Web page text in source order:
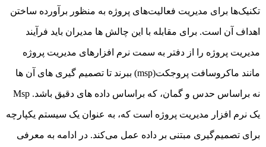
تکنیک‌ها برای مدیریت فعالیت‌های پروژه به منظور برآورده ساختن
اهداف آن است. برای مقابله با این چالش ها مدیران باید فرآیند
مدیریت پروژه را از دفتر به سمت نرم افزارهای مدیریت پروژه
مانند ماکروسافت پروجکت(msp) ببرند تا تصمیم گیری های آن ها
نه براساس حدس و گمان، که براساس داده های دقیق باشد. Msp
یک نرم افزار مدیریت پروژه است که، به عنوان یک سیستم یکپارچه
برای تصمیم‌گیری مبتنی بر داده عمل می‌کند. در ادامه به معرفی